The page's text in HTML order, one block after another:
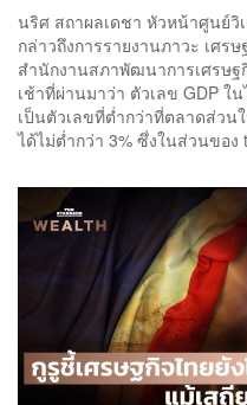
นริศ สถาผลเดชา หัวหน้าศูนย์วิ
กล่าวถึงการรายงานภาวะ เศร
สำนักงานสภาพัฒนาการเศรษ
เช้าที่ผ่านมาว่า ตัวเลข GDP ใ
เป็นตัวเลขที่ต่ำกว่าที่ตลาดส่วน
ได้ไม่ต่ำกว่า 3% ซึ่งในส่วนของ